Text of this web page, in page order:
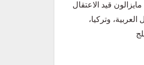
قيد الاعتقال
من بعض الدول العربية، وتركيا،